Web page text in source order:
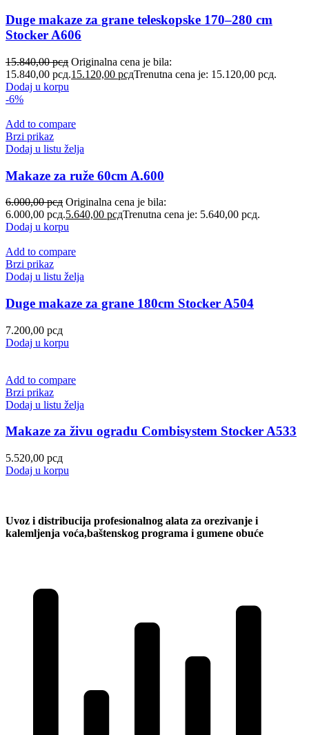
Duge makaze za grane teleskopske 170–280 cm
Stocker A606
15.840,00рсд Originalna cena je bila:
15.840,00 рсд.15.120,00 рсдTrenutna cena je: 15.120,00 рсд.
Dodaj u korpu
-6%
Add to compare
Brzi prikaz
Dodaj u listu želja
Makaze za ruže 60cm A.600
6.000,00рсд Originalna cena je bila:
6.000,00 рсд.5.640,00 рсдTrenutna cena je: 5.640,00 рсд.
Dodaj u korpu
Add to compare
Brzi prikaz
Dodaj u listu želja
Duge makaze za grane 180cm Stocker A504
7.200,00 рсд
Dodaj u korpu
Add to compare
Brzi prikaz
Dodaj u listu želja
Makaze za živu ogradu Combisystem Stocker A533
5.520,00 рсд
Dodaj u korpu
Uvoz i distribucija profesionalnog alata za orezivanje i
kalemljenja voća,baštenskog programa i gumene obuće